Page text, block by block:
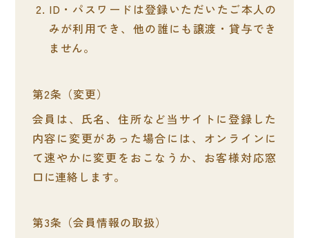
ID・パスワードは登録いただいたご本人の
みが利用でき、他の誰にも譲渡・貸与でき
ません。
変更
会員は、氏名、住所など当サイトに登録した
内容に変更があった場合には、オンラインに
て速やかに変更をおこなうか、お客様対応窓
口に連絡します。
会員情報の取扱